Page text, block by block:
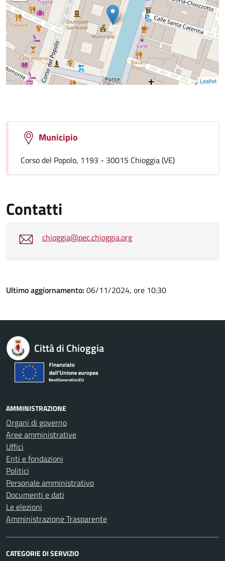
Leaflet
Municipio
Corso del Popolo, 1193 - 30015 Chioggia (VE)
Contatti
chioggia@pec.chioggia.org
Ultimo aggiornamento: 06/11/2024, ore 10:30
Città di Chioggia
AMMINISTRAZIONE
Organi di governo
Aree amministrative
Uffici
Enti e fondazioni
Politici
Personale amministrativo
Documenti e dati
Le elezioni
Amministrazione Trasparente
CATEGORIE DI SERVIZIO